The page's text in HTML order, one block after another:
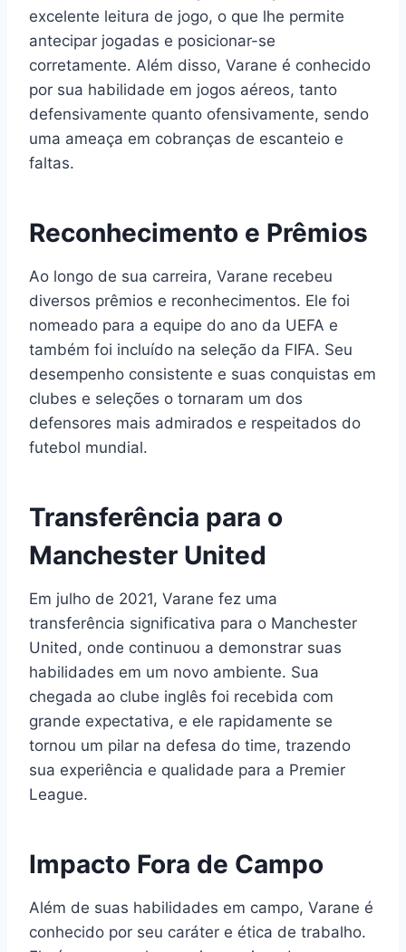
excelente leitura de jogo, o que lhe permite
antecipar jogadas e posicionar-se
corretamente. Além disso, Varane é conhecido
por sua habilidade em jogos aéreos, tanto
defensivamente quanto ofensivamente, sendo
uma ameaça em cobranças de escanteio e
faltas.
Reconhecimento e Prêmios
Ao longo de sua carreira, Varane recebeu
diversos prêmios e reconhecimentos. Ele foi
nomeado para a equipe do ano da UEFA e
também foi incluído na seleção da FIFA. Seu
desempenho consistente e suas conquistas em
clubes e seleções o tornaram um dos
defensores mais admirados e respeitados do
futebol mundial.
Transferência para o
Manchester United
Em julho de 2021, Varane fez uma
transferência significativa para o Manchester
United, onde continuou a demonstrar suas
habilidades em um novo ambiente. Sua
chegada ao clube inglês foi recebida com
grande expectativa, e ele rapidamente se
tornou um pilar na defesa do time, trazendo
sua experiência e qualidade para a Premier
League.
Impacto Fora de Campo
Além de suas habilidades em campo, Varane é
conhecido por seu caráter e ética de trabalho.